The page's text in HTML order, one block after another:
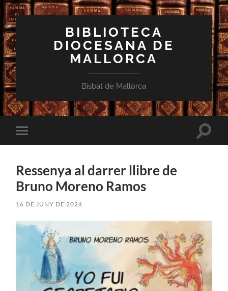
BIBLIOTECA
DIOCESANA DE
MALLORCA
Bisbat de Mallorca
Toggle
mobile
Toggle
Ressenya al darrer llibre de
Bruno Moreno Ramos
16 DE JUNY DE 2024